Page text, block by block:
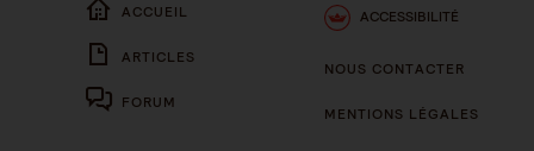
ACCUEIL
ARTICLES
FORUM
ACCESSIBILITÉ
NOUS CONTACTER
MENTIONS LÉGALES